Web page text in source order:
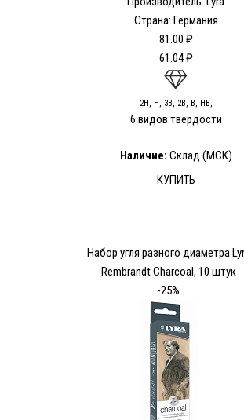
Страна: Германия
81.00 ₽
61.04 ₽
2H, H, 3В, 2В, B, HB,
6 видов твердости
Наличие: Склад (МСК)
КУПИТЬ
Набор угля разного диаметра
Rembrandt Charcoal, 10 штук
-25%